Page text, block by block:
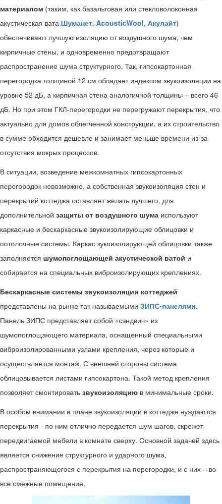
материалом (таким, как базальтовая или стекловолоконная
акустическая вата Шуманет, AcousticWool, Акулайт)
обеспечивают лучшую изоляцию от воздушного шума, чем
кирпичные стены, и одновременно предотвращают
распространение шума структурного. Так, гипсокартонная
перегородка толщиной 12 см обладает индексом звукоизоляции на
уровне 52 дБ, а кирпичная стена аналогичной толщины – всего 46
дБ. Но при этом ГКЛ-перегородки не перегружают перекрытия, что
актуально для домов облегченной конструкции, а их строительство
в сумме обходится дешевле и занимает меньше времени из-за
отсутствия мокрых процессов.
В ситуации, возведение межкомнатных гипсокартонных
перегородок невозможно, а собственная звукоизоляция стен и
перекрытий коттеджа оставляет желать лучшего, для
дополнительной защиты от воздушного шума используют
каркасные и бескаркасные звукоизолирующие облицовки и
потолочные системы. Каркас зукоизолирующей облицовки также
заполняется шумопоглощающей акустической ватой и
собирается на специальных виброизолирующих креплениях.
Бескаркасные системы звукоизоляции коттеджей
представлены на рынке так называемыми ЗИПС-панелями.
Панель ЗИПС представляет собой «сэндвич» из
шумопоглощающего материала, оснащенный специальными
виброизолированными узлами крепления, через которые и
осуществляется монтаж. С внешней стороны система
облицовывается листами гипсокартона. Такой метод крепления
позволяет смонтировать звукоизоляцию в минимальные сроки.
В особом внимании в плане звукоизоляции в коттедже нуждаются
перекрытия - по ним отлично передается шум шагов, скрежет
передвигаемой мебели в комнате сверху. Основной задачей здесь
является снижение структурного и ударного шума,
распространяющегося с перекрытия на перегородки, и с них – во
все смежные помещения.